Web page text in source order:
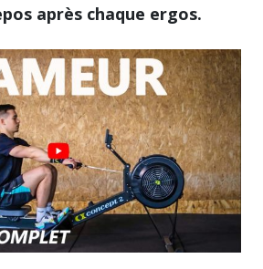
après chaque ergos.